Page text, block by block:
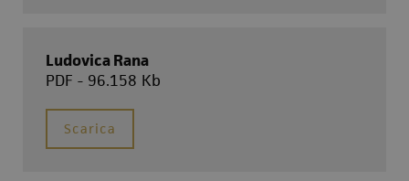
Ludovica Rana
PDF - 96.158 Kb
Scarica